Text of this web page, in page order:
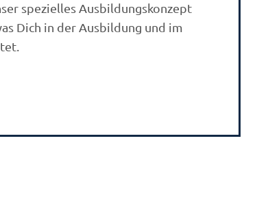
spezielles Ausbildungskonzept
Dich in der Ausbildung und im